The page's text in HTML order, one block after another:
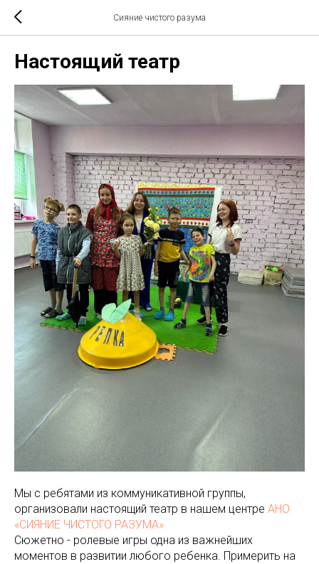
Сияние чистого разума
Настоящий театр
Мы с ребятами из коммуникативной группы,
организовали настоящий театр в нашем центре АНО
«СИЯНИЕ ЧИСТОГО РАЗУМА»
Сюжетно - ролевые игры одна из важнейших
моментов в развитии любого ребенка. Примерить на